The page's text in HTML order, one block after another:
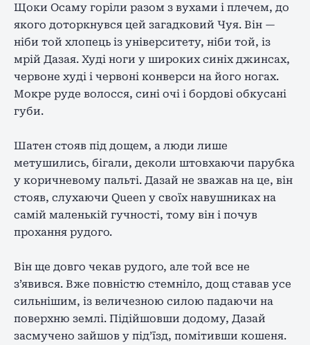
Щоки Осаму горіли разом з вухами і плечем, до
якого доторкнувся цей загадковий Чуя. Він —
ніби той хлопець із університету, ніби той, із
мрій Дазая. Худі ноги у широких синіх джинсах,
червоне худі і червоні конверси на його ногах.
Мокре руде волосся, сині очі і бордові обкусані
губи.
Шатен стояв під дощем, а люди лише
метушились, бігали, деколи штовхаючи парубка
у коричневому пальті. Дазай не зважав на це, він
стояв, слухаючи Queen у своїх навушниках на
самій маленькій гучності, тому він і почув
прохання рудого.
Він ще довго чекав рудого, але той все не
з’явився. Вже повністю стемніло, дощ ставав усе
сильнішим, із величезною силою падаючи на
поверхню землі. Підійшовши додому, Дазай
засмучено зайшов у під’їзд, помітивши кошеня.